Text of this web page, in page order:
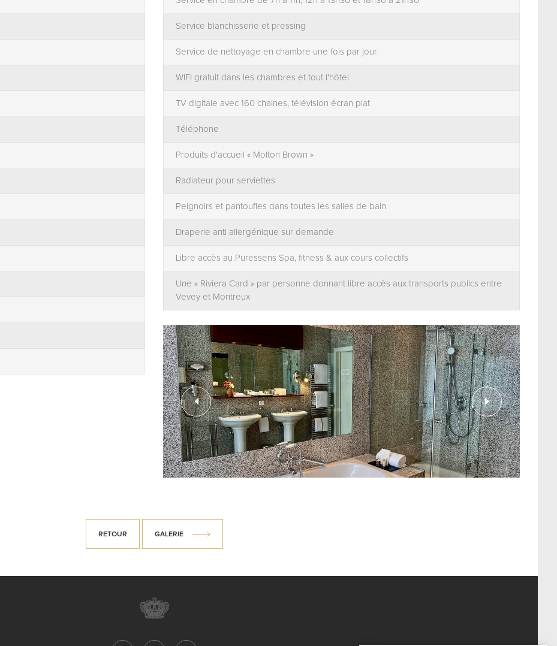
Service blanchisserie et pressing
Service de nettoyage en chambre une fois par jour
WIFI gratuit dans les chambres et tout l'hôtel
TV digitale avec 160 chaines, télévision écran plat
Téléphone
Produits d'accueil « Molton Brown »
Radiateur pour serviettes
Peignoirs et pantoufles dans toutes les salles de bain
Draperie anti allergénique sur demande
Libre accès au Puressens Spa, fitness & aux cours collectifs
Une « Riviera Card » par personne donnant libre accès aux transports publics entre
Vevey et Montreux
RETOUR GALERIE